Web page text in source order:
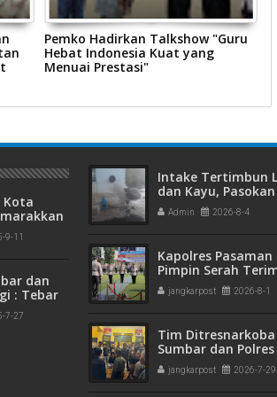
Pemko Hadirkan Talkshow "Guru
Hebat Indonesia Kuat yang
Menuai Prestasi"
Kota
9-11
dan
: Tebar
Untuk
7-27
Intake Tertimbun
dan Kayu,
Bersih di Kota
Terganggu
Admin 2026-8-4
Kapolres
Pimpin Serah
Jabatan PJU Polres
Kapolsek Sungai
jangkarpost 2026-8-1
Tim Ditresnarkoba
Sumbar dan
Gagalkan Peredaran
Narkotika, 30 Paket
jangkarpost 2026-7-29